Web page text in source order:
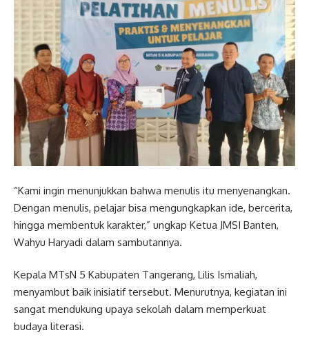
“Kami ingin menunjukkan bahwa menulis itu menyenangkan.
Dengan menulis, pelajar bisa mengungkapkan ide, bercerita,
hingga membentuk karakter,” ungkap Ketua JMSI Banten,
Wahyu Haryadi dalam sambutannya.
Kepala MTsN 5 Kabupaten Tangerang, Lilis Ismaliah,
menyambut baik inisiatif tersebut. Menurutnya, kegiatan ini
sangat mendukung upaya sekolah dalam memperkuat
budaya literasi.